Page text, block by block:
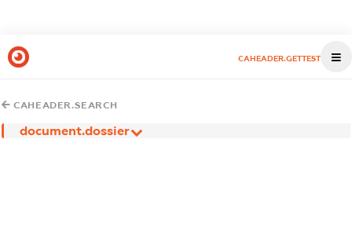
CAHEADER.GETTEST
CAHEADER.SEARCH
document.dossier